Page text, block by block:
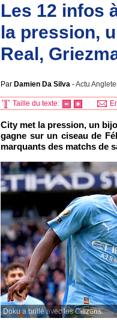
Les 12 infos
la pression,
Real,
Par Damien Da Silva -Actu
Taille du texte:
City met la pression, un
gagne sur un ciseau de
marquants des matchs de
Doku a brillé avec les Citizens.